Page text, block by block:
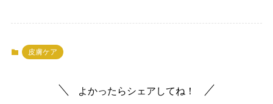
皮膚ケア
よかったらシェアしてね！